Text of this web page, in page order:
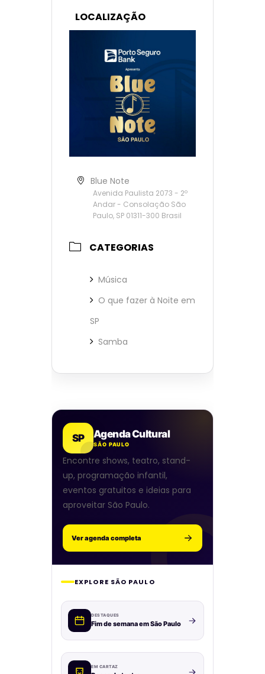
LOCALIZAÇÃO
Blue Note
Avenida Paulista 2073 - 2º
Andar - Consolação São
Paulo, SP 01311-300 Brasil
CATEGORIAS
Música
O que fazer à Noite em
SP
Samba
SP Agenda Cultural
SÃO PAULO
Encontre shows, teatro, stand-
up, programação infantil,
eventos gratuitos e ideias para
aproveitar São Paulo.
Ver agenda completa
EXPLORE SÃO PAULO
DESTAQUES
Fim de semana em São Paulo
EM CARTAZ